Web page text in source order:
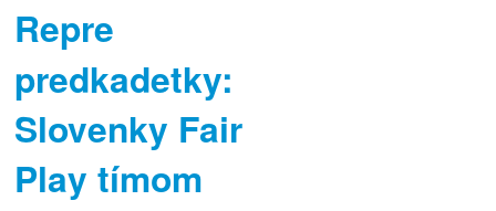
Repre
predkadetky:
Slovenky Fair
Play tímom